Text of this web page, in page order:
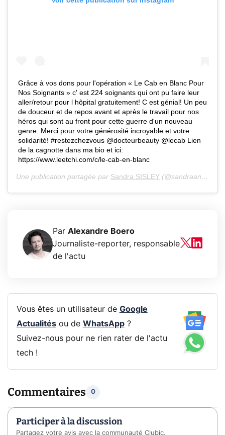
Grâce à vos dons pour l'opération « Le Cab en Blanc Pour
Nos Soignants » c' est 224 soignants qui ont pu faire leur
aller/retour pour l hôpital gratuitement! C est génial! Un peu
de douceur et de repos avant et après le travail pour nos
héros qui sont au front pour cette guerre d'un nouveau
genre. Merci pour votre générosité incroyable et votre
solidarité! #restezchezvous @docteurbeauty @lecab Lien
de la cagnotte dans ma bio et ici:
https://www.leetchi.com/c/le-cab-en-blanc
Une publication partagée par Sandra SISLEY (@sandraandcoparis) le
Par Alexandre Boero
Journaliste-reporter, responsable
de l'actu
Vous êtes un utilisateur de Google
Actualitésou de WhatsApp?
Suivez-nous pour ne rien rater de l'actu
tech !
Commentaires 0
Participer à la discussion
Partagez votre avis avec la communauté Clubic.